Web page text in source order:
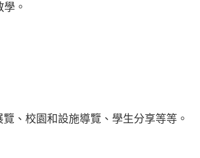
。
、校園和設施導覽、學生分享等等。